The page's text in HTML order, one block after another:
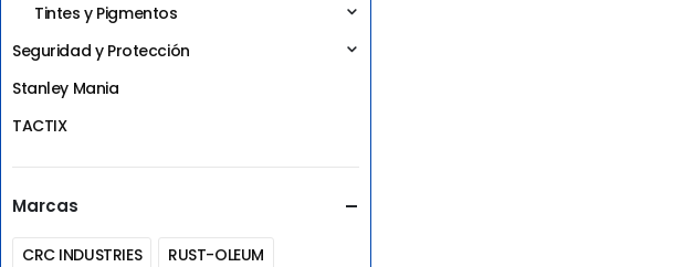
Tintes y Pigmentos
Seguridad y Protección
Stanley Mania
TACTIX
Marcas
CRC INDUSTRIES RUST-OLEUM